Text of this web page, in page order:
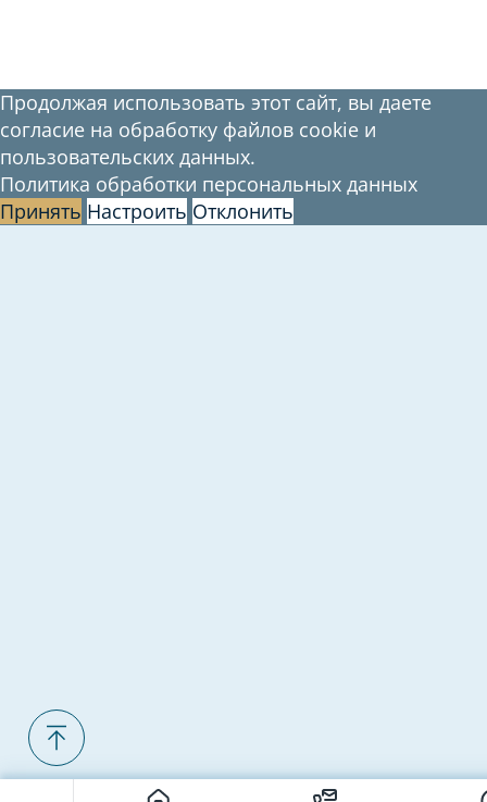
Продолжая использовать этот сайт, вы даете
согласие на обработку файлов cookie и
пользовательских данных.
Политика обработки персональных данных
Принять Настроить Отклонить